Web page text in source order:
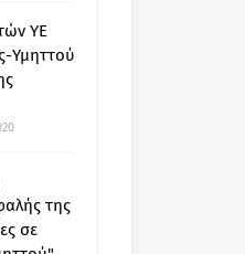
ΥΕ
Υμηττού
της
σε